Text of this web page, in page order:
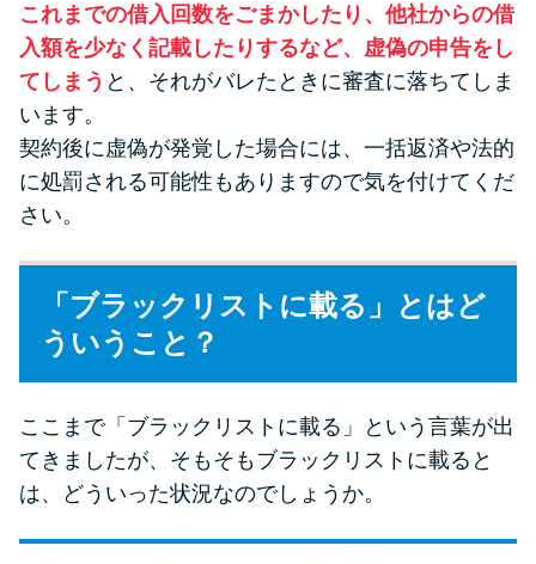
これまでの借入回数をごまかしたり、他社からの借
入額を少なく記載したりするなど、虚偽の申告をし
てしまう と、それがバレたときに審査に落ちてしま
います。
契約後に虚偽が発覚した場合には、一括返済や法的
に処罰される可能性もありますので気を付けてくだ
さい。
「ブラックリストに載る」とはど
ういうこと？
ここまで「ブラックリストに載る」という言葉が出
てきましたが、そもそもブラックリストに載ると
は、どういった状況なのでしょうか。